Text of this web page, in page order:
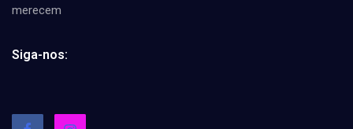
merecem
Siga-nos: